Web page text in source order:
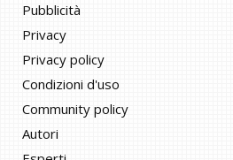
Pubblicità
Privacy
Privacy policy
Condizioni d'uso
Community policy
Autori